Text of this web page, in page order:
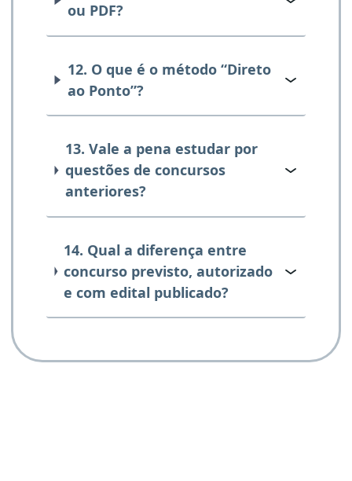
ou PDF?
12. O que é o método “Direto
ao Ponto”?
13. Vale a pena estudar por
questões de concursos
anteriores?
14. Qual a diferença entre
concurso previsto, autorizado
e com edital publicado?